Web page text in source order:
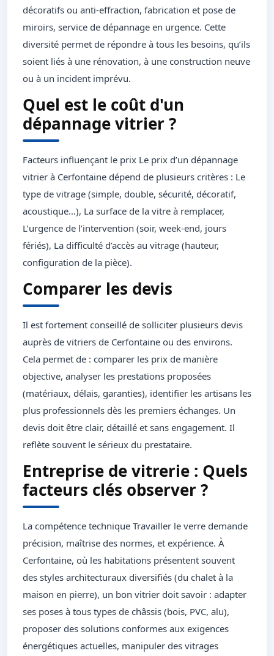
décoratifs ou anti-effraction, fabrication et pose de
miroirs, service de dépannage en urgence. Cette
diversité permet de répondre à tous les besoins, qu’ils
soient liés à une rénovation, à une construction neuve
ou à un incident imprévu.
Quel est le coût d'un
dépannage vitrier ?
Facteurs influençant le prix Le prix d’un dépannage
vitrier à Cerfontaine dépend de plusieurs critères : Le
type de vitrage (simple, double, sécurité, décoratif,
acoustique…), La surface de la vitre à remplacer,
L’urgence de l’intervention (soir, week-end, jours
fériés), La difficulté d’accès au vitrage (hauteur,
configuration de la pièce).
Comparer les devis
Il est fortement conseillé de solliciter plusieurs devis
auprès de vitriers de Cerfontaine ou des environs.
Cela permet de : comparer les prix de manière
objective, analyser les prestations proposées
(matériaux, délais, garanties), identifier les artisans les
plus professionnels dès les premiers échanges. Un
devis doit être clair, détaillé et sans engagement. Il
reflète souvent le sérieux du prestataire.
Entreprise de vitrerie : Quels
facteurs clés observer ?
La compétence technique Travailler le verre demande
précision, maîtrise des normes, et expérience. À
Cerfontaine, où les habitations présentent souvent
des styles architecturaux diversifiés (du chalet à la
maison en pierre), un bon vitrier doit savoir : adapter
ses poses à tous types de châssis (bois, PVC, alu),
proposer des solutions conformes aux exigences
énergétiques actuelles, manipuler des vitrages